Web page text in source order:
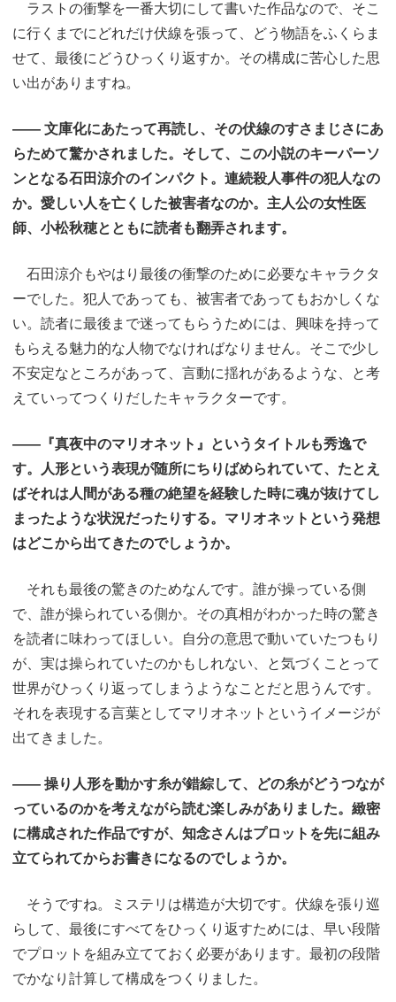
ラストの衝撃を一番大切にして書いた作品なので、そこ
に行くまでにどれだけ伏線を張って、どう物語をふくらま
せて、最後にどうひっくり返すか。その構成に苦心した思
い出がありますね。
―― 文庫化にあたって再読し、その伏線のすさまじさにあ
らためて驚かされました。そして、この小説のキーパーソ
ンとなる石田涼介のインパクト。連続殺人事件の犯人なの
か。愛しい人を亡くした被害者なのか。主人公の女性医
師、小松秋穂とともに読者も翻弄されます。
石田涼介もやはり最後の衝撃のために必要なキャラクタ
ーでした。犯人であっても、被害者であってもおかしくな
い。読者に最後まで迷ってもらうためには、興味を持って
もらえる魅力的な人物でなければなりません。そこで少し
不安定なところがあって、言動に揺れがあるような、と考
えていってつくりだしたキャラクターです。
――『真夜中のマリオネット』というタイトルも秀逸で
す。人形という表現が随所にちりばめられていて、たとえ
ばそれは人間がある種の絶望を経験した時に魂が抜けてし
まったような状況だったりする。マリオネットという発想
はどこから出てきたのでしょうか。
それも最後の驚きのためなんです。誰が操っている側
で、誰が操られている側か。その真相がわかった時の驚き
を読者に味わってほしい。自分の意思で動いていたつもり
が、実は操られていたのかもしれない、と気づくことって
世界がひっくり返ってしまうようなことだと思うんです。
それを表現する言葉としてマリオネットというイメージが
出てきました。
―― 操り人形を動かす糸が錯綜して、どの糸がどうつなが
っているのかを考えながら読む楽しみがありました。緻密
に構成された作品ですが、知念さんはプロットを先に組み
立てられてからお書きになるのでしょうか。
そうですね。ミステリは構造が大切です。伏線を張り巡
らして、最後にすべてをひっくり返すためには、早い段階
でプロットを組み立てておく必要があります。最初の段階
でかなり計算して構成をつくりました。